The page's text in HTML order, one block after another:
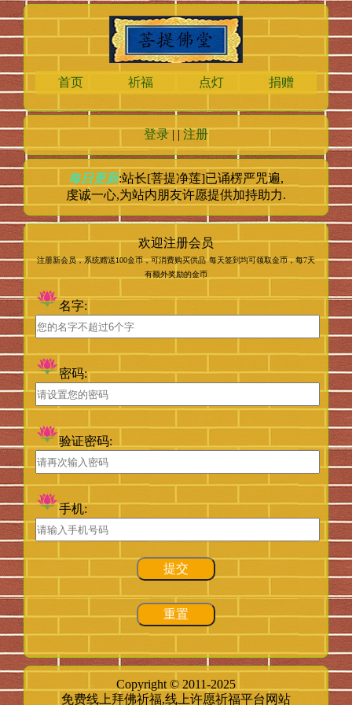
首页 祈福 点灯 捐赠
登录| |注册
每日更新:站长[菩提净莲]已诵楞严咒遍,
虔诚一心,为站内朋友许愿提供加持助力.
欢迎注册会员
注册新会员，系统赠送100金币，可消费购买供品 每天签到均可领取金币，每7天
有额外奖励的金币
名字:
密码:
验证密码:
手机:
提交
重置
Copyright © 2011-2025
免费线上拜佛祈福,线上许愿祈福平台网站